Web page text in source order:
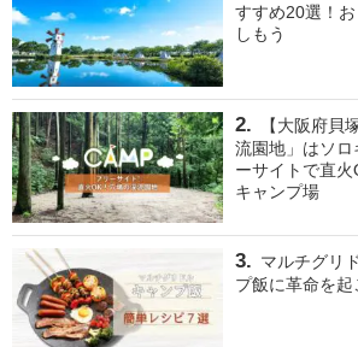
すすめ20選！
しもう
【大阪府貝
流園地」はソロ
ーサイトで直
キャンプ場
マルチグリ
プ飯に革命を起